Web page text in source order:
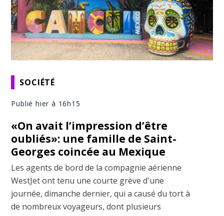
SOCIÉTÉ
Publié hier à 16h15
«On avait l’impression d’être
oubliés»: une famille de Saint-
Georges coincée au Mexique
Les agents de bord de la compagnie aérienne
WestJet ont tenu une courte grève d'une
journée, dimanche dernier, qui a causé du tort à
de nombreux voyageurs, dont plusieurs